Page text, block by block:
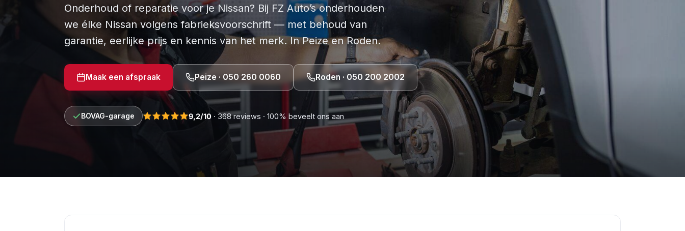
Onderhoud of reparatie voor je Nissan? Bij FZ Auto’s onderhouden
we élke Nissan volgens fabrieksvoorschrift — met behoud van
garantie, eerlijke prijs en kennis van het merk. In Peize en Roden.
Maak een afspraak Peize · 050 260 0060 Roden · 050 200 2002
BOVAG-garage 9,2/10 · 368 reviews · 100% beveelt ons aan